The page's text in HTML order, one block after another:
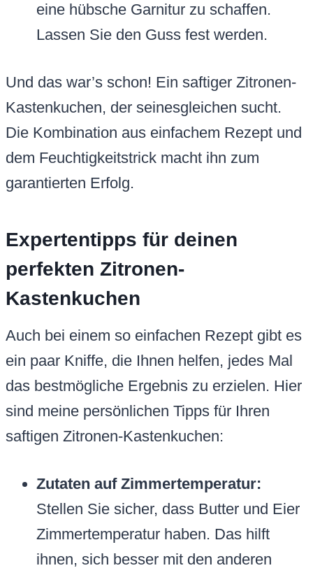
eine hübsche Garnitur zu schaffen.
Lassen Sie den Guss fest werden.
Und das war’s schon! Ein saftiger Zitronen-
Kastenkuchen, der seinesgleichen sucht.
Die Kombination aus einfachem Rezept und
dem Feuchtigkeitstrick macht ihn zum
garantierten Erfolg.
Expertentipps für deinen
perfekten Zitronen-
Kastenkuchen
Auch bei einem so einfachen Rezept gibt es
ein paar Kniffe, die Ihnen helfen, jedes Mal
das bestmögliche Ergebnis zu erzielen. Hier
sind meine persönlichen Tipps für Ihren
saftigen Zitronen-Kastenkuchen:
Zutaten auf Zimmertemperatur:
Stellen Sie sicher, dass Butter und Eier
Zimmertemperatur haben. Das hilft
ihnen, sich besser mit den anderen